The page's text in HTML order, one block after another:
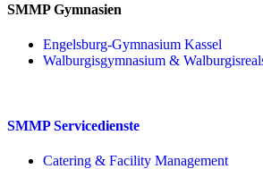
SMMP Gymnasien
Engelsburg-Gymnasium Kassel
Walburgisgymnasium &
SMMP Servicedienste
Catering & Facility Management